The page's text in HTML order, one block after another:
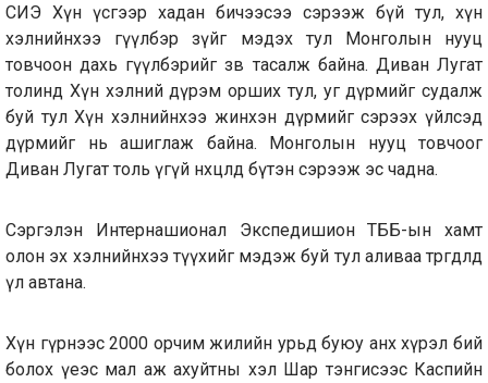
СИЭ Хүн үсгээр хадан бичээсээ сэрээж бүй тул, хүн
хэлнийнхээ өгүүлбэр зүйг мэдэх тул Монголын нууц
товчоон дахь өгүүлбэрийг зөв тасалж байна. Диван Лугат
толинд Хүн хэлний дүрэм орших тул, уг дүрмийг судалж
буй тул Хүн хэлнийнхээ жинхэн дүрмийг сэрээх үйлсэд
дүрмийг нь ашиглаж байна. Монголын нууц товчоог
Диван Лугат толь үгүй нөхцөлд бүтэн сэрээж эс чадна.
Сэргэлэн Интернашионал Экспедишион ТББ-ын хамт
олон эх хэлнийнхээ түүхийг мэдэж буй тул аливаа төөрөгдөлд
үл автана.
Хүн гүрнээс 2000 орчим жилийн урьд буюу анх хүрэл бий
болох үеэс мал аж ахуйтны хэл Шар тэнгисээс Каспийн